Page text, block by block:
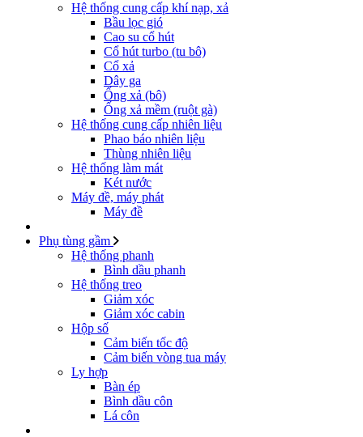
Hệ thống cung cấp khí nạp, xả
Bầu lọc gió
Cao su cổ hút
Cổ hút turbo (tu bô)
Cổ xả
Dây ga
Ống xả (bô)
Ống xả mềm (ruột gà)
Hệ thống cung cấp nhiên liệu
Phao báo nhiên liệu
Thùng nhiên liệu
Hệ thống làm mát
Két nước
Máy đề, máy phát
Máy đề
Phụ tùng gầm
Hệ thống phanh
Bình dầu phanh
Hệ thống treo
Giảm xóc
Giảm xóc cabin
Hộp số
Cảm biến tốc độ
Cảm biến vòng tua máy
Ly hợp
Bàn ép
Bình dầu côn
Lá côn